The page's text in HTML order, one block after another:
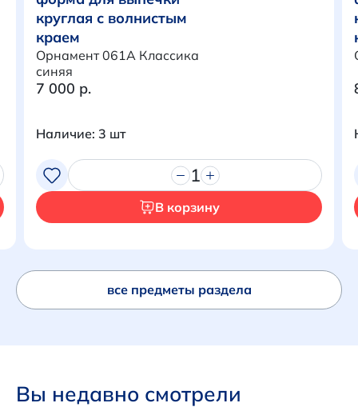
Итого:
Продолжить покупки
круглая с волнистым
краем
Орнамент 061A Классика
синяя
7 000 р.
Наличие: 3 шт
1
В корзину
все предметы раздела
Вы недавно смотрели